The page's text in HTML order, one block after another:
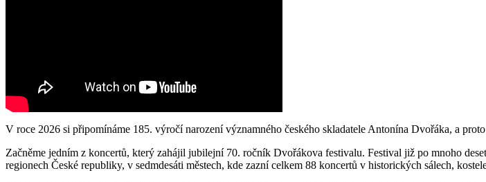
V roce 2026 si připomínáme 185. výročí narození významného českého skladatele Antonína Dvořáka, a
Začněme jedním z koncertů, který zahájil jubilejní 70. ročník Dvořákova festivalu. Festival již po mnoho
regionech České republiky, v sedmdesáti městech, kde zazní celkem 88 koncertů v historických sálech,